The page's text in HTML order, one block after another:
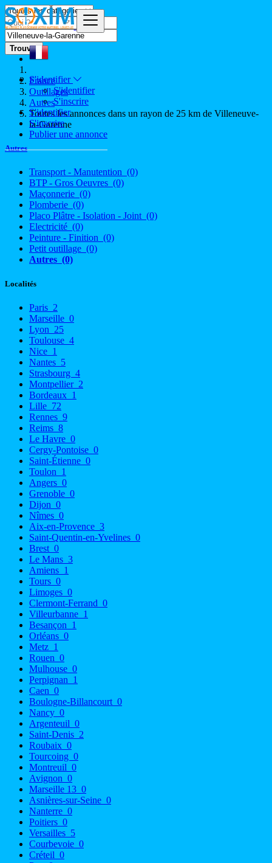
S'identifier
S'identifier
S'inscrire
S'identifier
S'inscrire
Publier une annonce
Trouver
France
Outillages
Autres
Toutes les annonces dans un rayon de 25 km de Villeneuve-
la-Garenne
Autres
Transport - Manutention (0)
BTP - Gros Oeuvres (0)
Maçonnerie (0)
Plomberie (0)
Placo Plâtre - Isolation - Joint (0)
Electricité (0)
Peinture - Finition (0)
Petit outillage (0)
Autres (0)
Localités
Paris 2
Marseille 0
Lyon 25
Toulouse 4
Nice 1
Nantes 5
Strasbourg 4
Montpellier 2
Bordeaux 1
Lille 72
Rennes 9
Reims 8
Le Havre 0
Cergy-Pontoise 0
Saint-Étienne 0
Toulon 1
Angers 0
Grenoble 0
Dijon 0
Nîmes 0
Aix-en-Provence 3
Saint-Quentin-en-Yvelines 0
Brest 0
Le Mans 3
Amiens 1
Tours 0
Limoges 0
Clermont-Ferrand 0
Villeurbanne 1
Besançon 1
Orléans 0
Metz 1
Rouen 0
Mulhouse 0
Perpignan 1
Caen 0
Boulogne-Billancourt 0
Nancy 0
Argenteuil 0
Saint-Denis 2
Roubaix 0
Tourcoing 0
Montreuil 0
Avignon 0
Marseille 13 0
Asnières-sur-Seine 0
Nanterre 0
Poitiers 0
Versailles 5
Courbevoie 0
Créteil 0